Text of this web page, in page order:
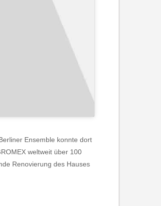
Ensemble konnte dort
weltweit über 100
Renovierung des Hauses